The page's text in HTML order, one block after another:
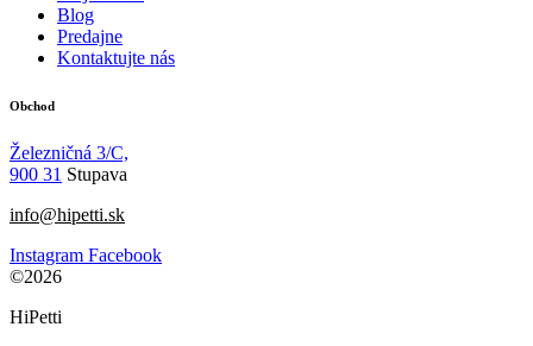
Blog
Predajne
Kontaktujte nás
Obchod
Železničná 3/C,
900 31 Stupava
info@hipetti.sk
Instagram Facebook
©2026
HiPetti